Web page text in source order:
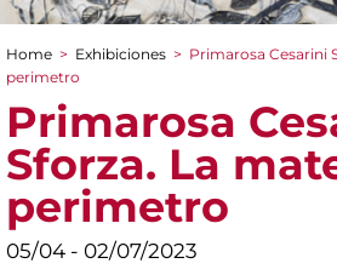
You are here
Home > Exhibiciones > Primarosa Cesarini
perimetro
Primarosa
Sforza. La
perimetro
05/04 - 02/07/2023